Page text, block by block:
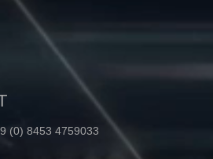
(0) 8453 4759033